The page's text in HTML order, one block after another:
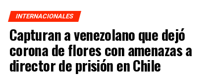
INTERNACIONALES
Capturan a venezolano que dejó
corona de flores con amenazas a
director de prisión en Chile